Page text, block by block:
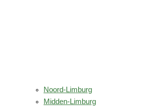
Noord-Limburg
Midden-Limburg